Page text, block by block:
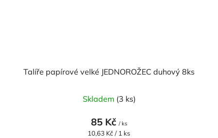
Talíře papírové velké JEDNOROŽEC duhový 8ks
Skladem (3 ks)
85 Kč / ks
Měrná
10,63 Kč / 1 ks